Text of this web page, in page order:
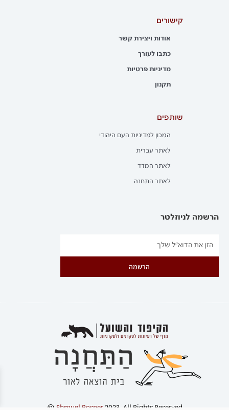
קישורים
אודות ויצירת קשר
כתבו לעורך
מדיניות פרטיות
תקנון
שותפים
המכון למדיניות העם היהודי
לאתר עברית
לאתר המדד
לאתר התחנה
הרשמה לניוזלטר
הרשמה
@ Shmuel Rosner2023. All Rights Reserved